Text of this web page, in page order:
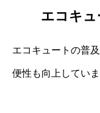
エコキュ
エコキュートの普
便性も向上していま